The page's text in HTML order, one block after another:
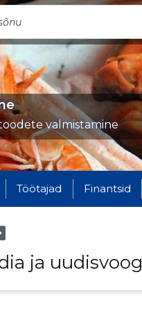
valmistamine
Töötajad Finantsid
ja uudisvoog